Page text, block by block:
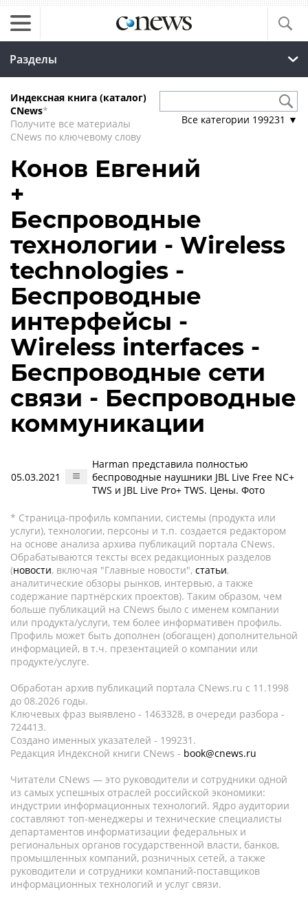
Разделы
Индексная книга (каталог)
CNews*
Получите все материалы
CNews по ключевому слову
Все категории 199231 ▼
Конов Евгений
+
Беспроводные
технологии - Wireless
technologies -
Беспроводные
интерфейсы -
Wireless interfaces -
Беспроводные сети
связи - Беспроводные
коммуникации
05.03.2021
Harman представила полностью
беспроводные наушники JBL Live Free NC+
TWS и JBL Live Pro+ TWS. Цены. Фото
* Страница-профиль компании, системы (продукта или
услуги), технологии, персоны и т.п. создается редактором
на основе анализа архива публикаций портала CNews.
Обрабатываются тексты всех редакционных разделов
(новости, включая "Главные новости", статьи,
аналитические обзоры рынков, интервью, а также
содержание партнёрских проектов). Таким образом, чем
больше публикаций на CNews было с именем компании
или продукта/услуги, тем более информативен профиль.
Профиль может быть дополнен (обогащен) дополнительной
информацией, в т.ч. презентацией о компании или
продукте/услуге.
Обработан архив публикаций портала CNews.ru c 11.1998
до 08.2026 годы.
Ключевых фраз выявлено - 1463328, в очереди разбора -
724413.
Создано именных указателей - 199231.
Редакция Индексной книги CNews - book@cnews.ru
Читатели CNews — это руководители и сотрудники одной
из самых успешных отраслей российской экономики:
индустрии информационных технологий. Ядро аудитории
составляют топ-менеджеры и технические специалисты
департаментов информатизации федеральных и
региональных органов государственной власти, банков,
промышленных компаний, розничных сетей, а также
руководители и сотрудники компаний-поставщиков
информационных технологий и услуг связи.